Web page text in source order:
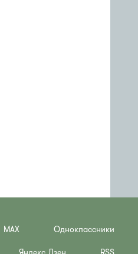
MAX Одноклассники